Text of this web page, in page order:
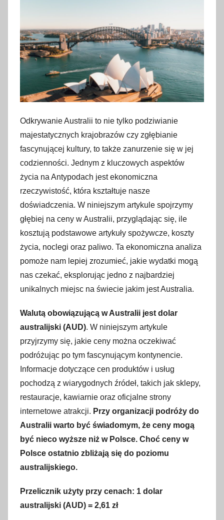
Odkrywanie Australii to nie tylko podziwianie
majestatycznych krajobrazów czy zgłębianie
fascynującej kultury, to także zanurzenie się w jej
codzienności. Jednym z kluczowych aspektów
życia na Antypodach jest ekonomiczna
rzeczywistość, która kształtuje nasze
doświadczenia. W niniejszym artykule spojrzymy
głębiej na ceny w Australii, przyglądając się, ile
kosztują podstawowe artykuły spożywcze, koszty
życia, noclegi oraz paliwo. Ta ekonomiczna analiza
pomoże nam lepiej zrozumieć, jakie wydatki mogą
nas czekać, eksplorując jedno z najbardziej
unikalnych miejsc na świecie jakim jest Australia.
Walutą obowiązującą w Australii jest dolar
australijski (AUD). W niniejszym artykule
przyjrzymy się, jakie ceny można oczekiwać
podróżując po tym fascynującym kontynencie.
Informacje dotyczące cen produktów i usług
pochodzą z wiarygodnych źródeł, takich jak sklepy,
restauracje, kawiarnie oraz oficjalne strony
internetowe atrakcji. Przy organizacji podróży do
Australii warto być świadomym, że ceny mogą
być nieco wyższe niż w Polsce. Choć ceny w
Polsce ostatnio zbliżają się do poziomu
australijskiego.
Przelicznik użyty przy cenach: 1 dolar
australijski (AUD) = 2,61 zł